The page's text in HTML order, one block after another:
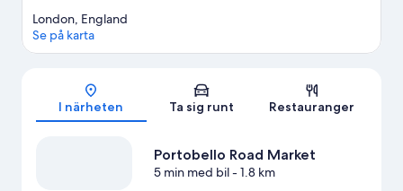
Karta
London, England
Se på karta
I närheten Ta sig runt Restauranger
Portobello Road Market
5 min med bil- 1.8 km